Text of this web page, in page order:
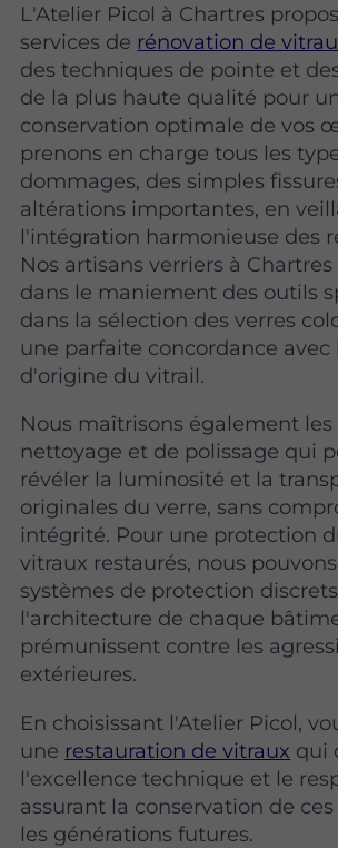
L'Atelier Picol à Chartres
services de rénovation de
des techniques de pointe et
de la plus haute qualité pour
conservation optimale de vos
prenons en charge tous les
dommages, des simples
altérations importantes, en
l'intégration harmonieuse des
Nos artisans verriers à
dans le maniement des outils
dans la sélection des verres
une parfaite concordance avec
d'origine du vitrail.
Nous maîtrisons également
nettoyage et de polissage qui
révéler la luminosité et la
originales du verre, sans
intégrité. Pour une protection
vitraux restaurés, nous
systèmes de protection
l'architecture de chaque
prémunissent contre les
extérieures.
En choisissant l'Atelier Picol,
une restauration de vitraux qui
l'excellence technique et le
assurant la conservation de
les générations futures.